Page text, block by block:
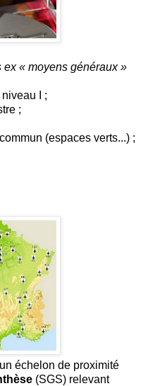
« moyens généraux »
I ;
;
(espaces verts...) ;
échelon de proximité
(SGS) relevant